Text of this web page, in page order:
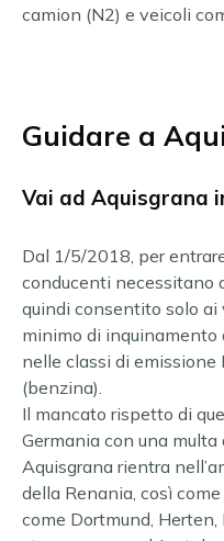
camion (N2) e veicoli
Guidare a
Vai ad Aquisgrana
Dal 1/5/2018, per
conducenti necessitano
quindi consentito solo
minimo di
nelle classi di emissione
(benzina).
Il mancato rispetto di
Germania con una multa
Aquisgrana rientra
della Renania, così
come Dortmund,